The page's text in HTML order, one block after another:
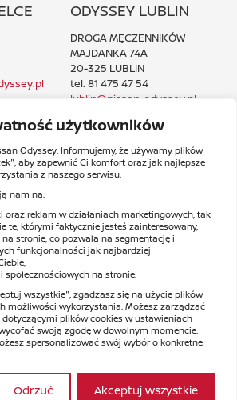
użytkowników
Odyssey. Informujemy, że używamy plików
aby zapewnić Ci komfort oraz jak najlepsze
z naszego serwisu.
nam na:
oraz reklam w działaniach marketingowych, tak
te, którymi faktycznie jesteś zainteresowany,
stronie, co pozwala na segmentację i
funkcjonalności jak najbardziej
na stronie.
wszystkie", zgadzasz się na użycie plików
możliwości wykorzystania. Możesz zarządzać
plików cookies w ustawieniach
swoją zgodę w dowolnym momencie.
spersonalizować swój wybór o konkretne
Odrzuć Akceptuj wszystkie
ODYSSEY LUBLIN
DROGA MĘCZENNIKÓW
MAJDANKA 74A
20-325 LUBLIN
tel. 81 475 47 54
lublin@nissan-odyssey.pl
55
SAMOCHODY
ul. GÓRCZEWSKA 32
01-147 WARSZAWA
warszawa@nissan-
odyssey.pl
PRACA REGULAMIN I POLITYKA PRYWATNOŚCI
NISSAN
I GOTÓWKĄ DO KWOTY 10 000 ZŁ